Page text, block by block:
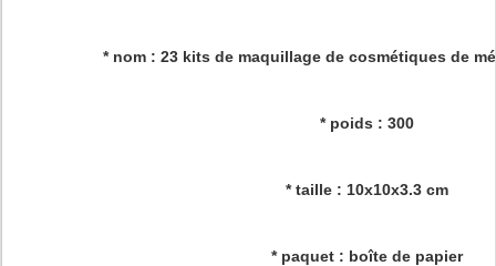
* nom : 23 kits de maquillage de cosmétiques de
* poids : 300
* taille : 10x10x3.3 cm
* paquet : boîte de papier